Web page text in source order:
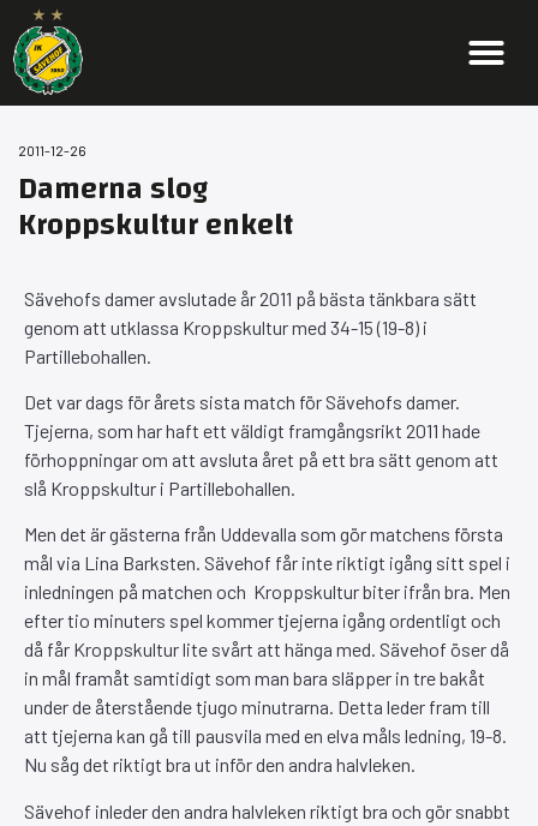
2011-12-26
Damerna slog
Kroppskultur enkelt
Sävehofs damer avslutade år 2011 på bästa tänkbara sätt
genom att utklassa Kroppskultur med 34-15 (19-8) i
Partillebohallen.
Det var dags för årets sista match för Sävehofs damer.
Tjejerna, som har haft ett väldigt framgångsrikt 2011 hade
förhoppningar om att avsluta året på ett bra sätt genom att
slå Kroppskultur i Partillebohallen.
Men det är gästerna från Uddevalla som gör matchens första
mål via Lina Barksten. Sävehof får inte riktigt igång sitt spel i
inledningen på matchen och Kroppskultur biter ifrån bra. Men
efter tio minuters spel kommer tjejerna igång ordentligt och
då får Kroppskultur lite svårt att hänga med. Sävehof öser då
in mål framåt samtidigt som man bara släpper in tre bakåt
under de återstående tjugo minutrarna. Detta leder fram till
att tjejerna kan gå till pausvila med en elva måls ledning, 19-8.
Nu såg det riktigt bra ut inför den andra halvleken.
Sävehof inleder den andra halvleken riktigt bra och gör snabbt